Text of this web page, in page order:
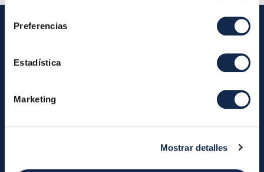
consentimiento
Preferencias
Estadística
Marketing
Mostrar detalles
Iberpay
About us